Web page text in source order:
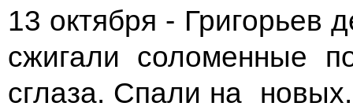
13 октября -
сжигали соломенные
сглаза. Спали на